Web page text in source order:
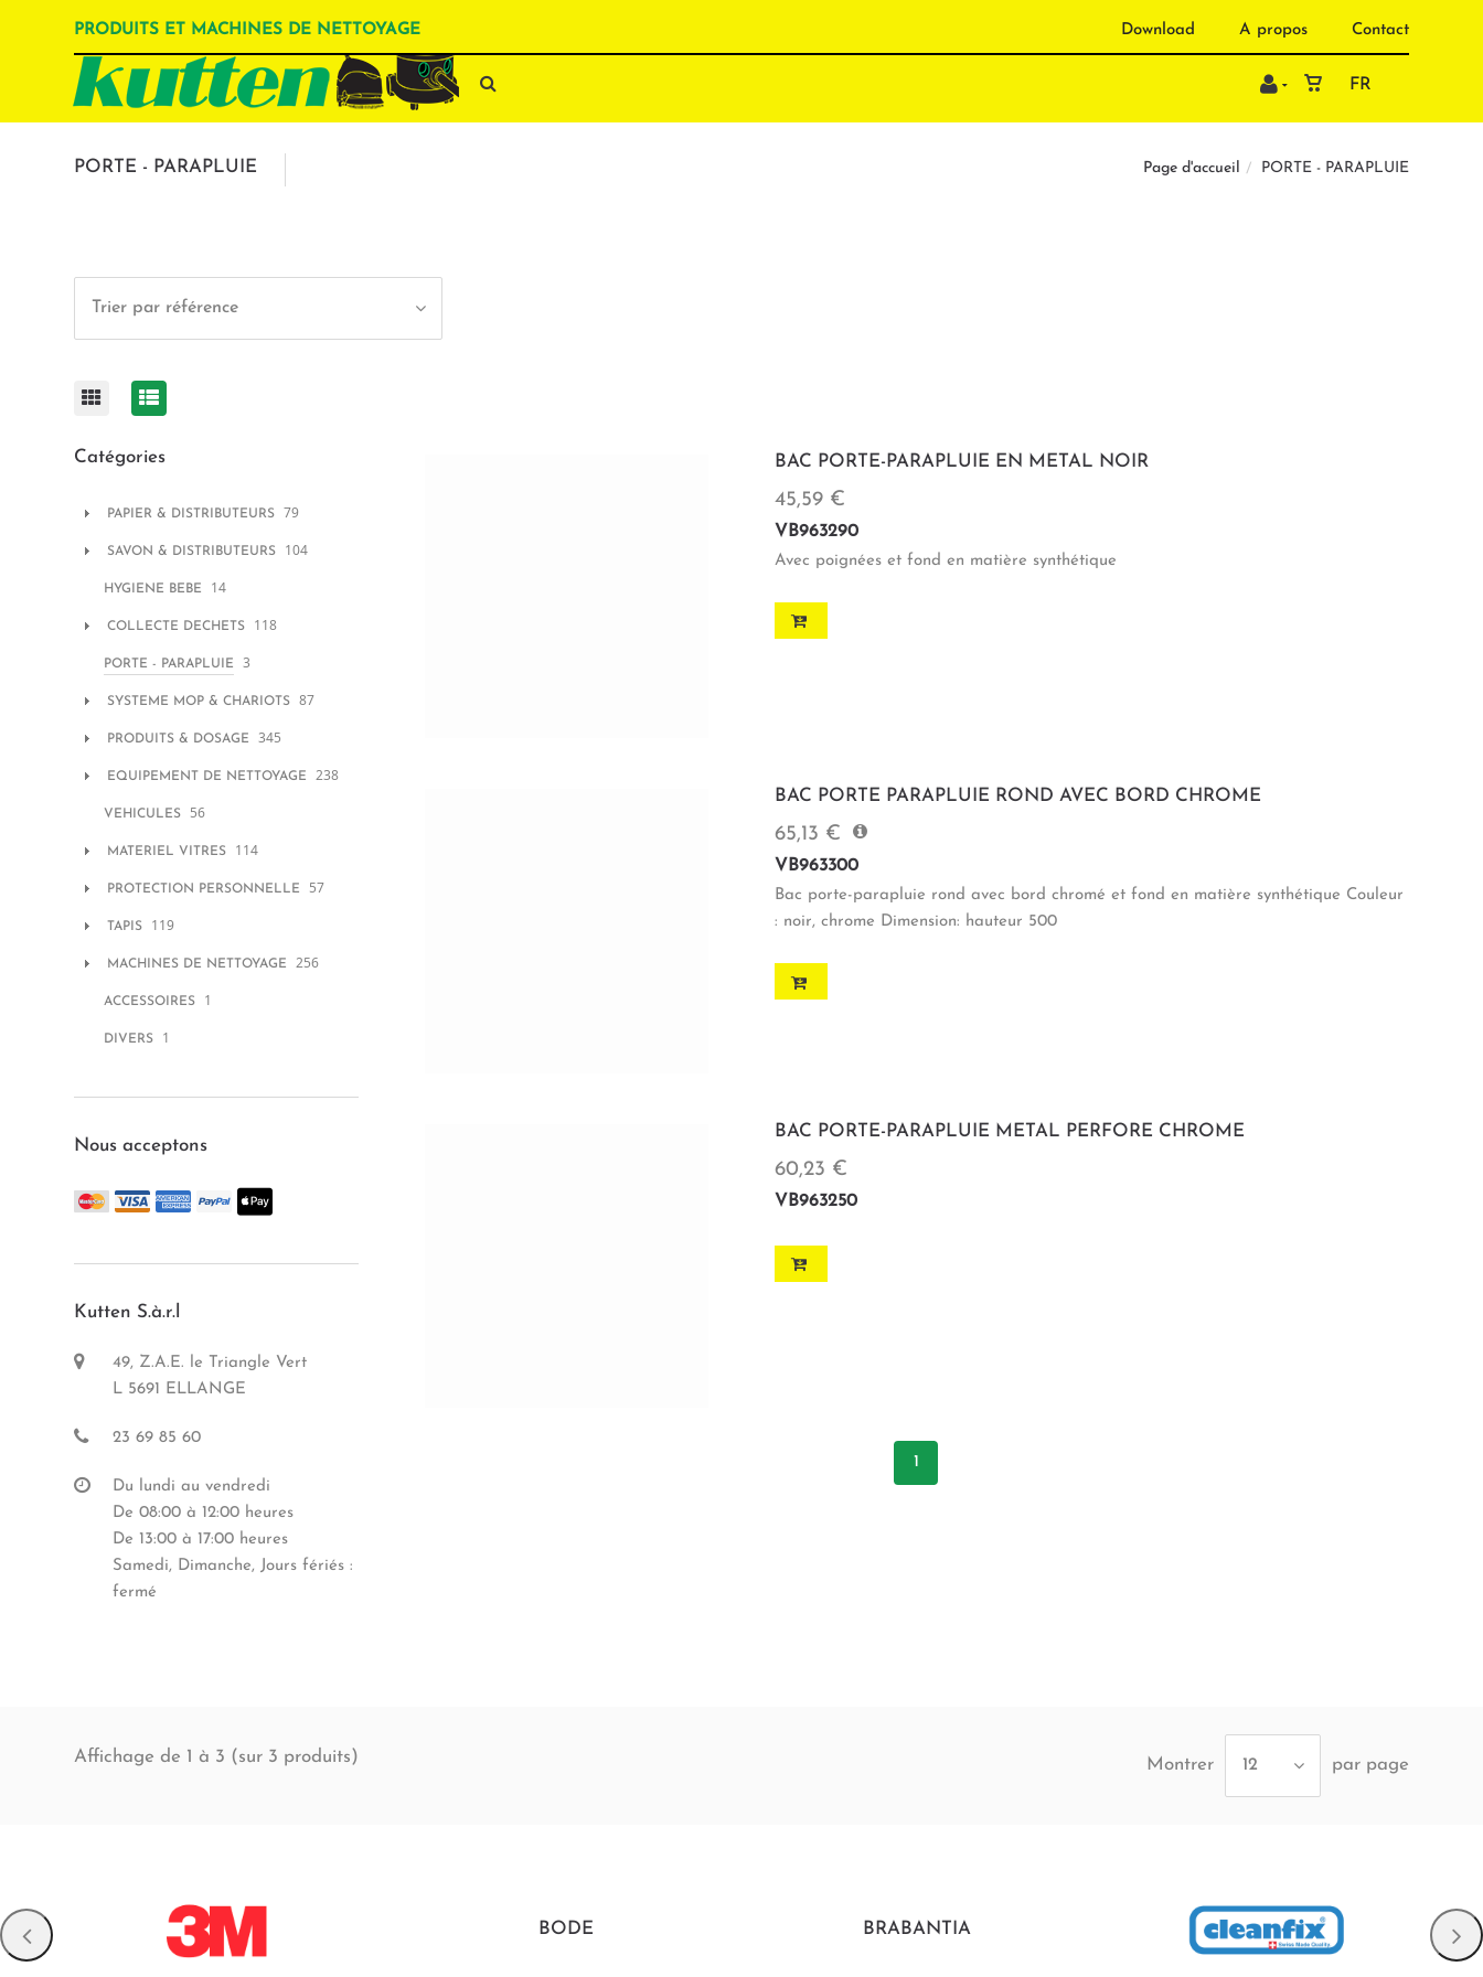
Download A propos Contact
PRODUITS ET MACHINES DE NETTOYAGE
FR
PORTE - PARAPLUIE Page d'accueil PORTE - PARAPLUIE
Trier par référence
BAC PORTE-PARAPLUIE EN METAL NOIR
45,59 €
VB963290
Avec poignées et fond en matière synthétique
BAC PORTE PARAPLUIE ROND AVEC BORD CHROME
65,13 €
VB963300
Bac porte-parapluie rond avec bord chromé et fond en matière synthétique Couleur
: noir, chrome Dimension: hauteur 500
BAC PORTE-PARAPLUIE METAL PERFORE CHROME
60,23 €
VB963250
1
Catégories
PAPIER & DISTRIBUTEURS 79
SAVON & DISTRIBUTEURS 104
HYGIENE BEBE 14
COLLECTE DECHETS 118
PORTE - PARAPLUIE 3
SYSTEME MOP & CHARIOTS 87
PRODUITS & DOSAGE 345
EQUIPEMENT DE NETTOYAGE 238
VEHICULES 56
MATERIEL VITRES 114
PROTECTION PERSONNELLE 57
TAPIS 119
MACHINES DE NETTOYAGE 256
ACCESSOIRES 1
DIVERS 1
Nous acceptons
Kutten S.à.r.l
49, Z.A.E. le Triangle Vert
L 5691 ELLANGE
23 69 85 60
Du lundi au vendredi
De 08:00 à 12:00 heures
De 13:00 à 17:00 heures
Samedi, Dimanche, Jours fériés :
fermé
Affichage de 1 à 3 (sur 3 produits) Montrer 12 par page
BODE BRABANTIA